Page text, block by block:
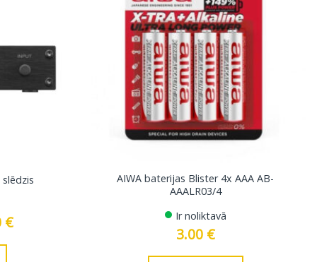
€Current
price
AIWA baterijas Blister 4x AAA AB-
AAALR03/4
Ir noliktavā
3.00 €